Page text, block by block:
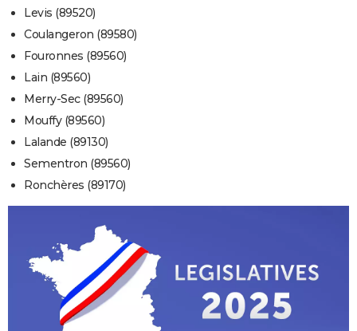
Levis (89520)
Coulangeron (89580)
Fouronnes (89560)
Lain (89560)
Merry-Sec (89560)
Mouffy (89560)
Lalande (89130)
Sementron (89560)
Ronchères (89170)